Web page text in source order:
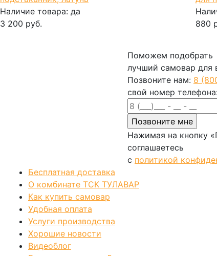
Наличие товара: да
3 200 руб.
880
Поможем подобрать
лучший самовар для
Позвоните нам: 8
свой номер
Нажимая на кнопку
соглашаетесь
с политикой
Бесплатная доставка
О комбинате ТСК ТУЛАВАР
Как купить самовар
Удобная оплата
Услуги производства
Хорошие новости
Видеоблог